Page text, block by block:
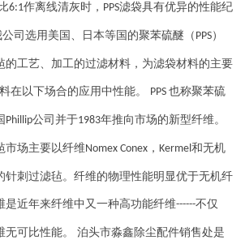
6:1作离线清灰时， PPS滤袋具有优异的性能纪
司选用美国、日本等国的聚苯硫醚（ PPS）
的工艺、加工的过滤材料，为滤袋材料的主要
在以下场合的应用中性能。 PPS也称聚苯硫
Phillip公司并于1983年推向市场的新型纤维。
市场主要以纤维Nomex Conex ，Kermel和无机
针刺过滤毡。纤维的物理性能明显优于无机纤
是近年来纤维中又一种高功能纤维------不仅
无可比性能。 泊头市淼鑫除尘配件销售处是